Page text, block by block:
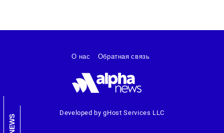
NEWS
Developed by gHost Services LLC
О нас Обратная связь